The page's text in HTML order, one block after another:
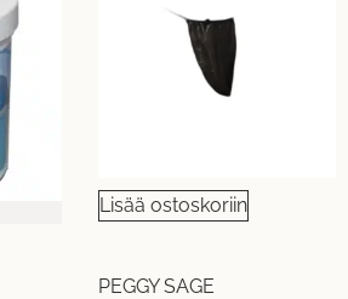
Lisää ostoskoriin
PEGGY SAGE